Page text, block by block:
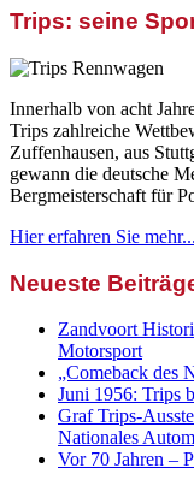
Trips: seine
Innerhalb von acht
Trips zahlreiche
Zuffenhausen, aus
gewann die deutsche
Bergmeisterschaft für
Hier erfahren Sie mehr...
Neueste
Zandvoort
Motorsport
„Comeback des
Juni 1956: Trips
Graf Trips-
Nationales
Vor 70 Jahren –